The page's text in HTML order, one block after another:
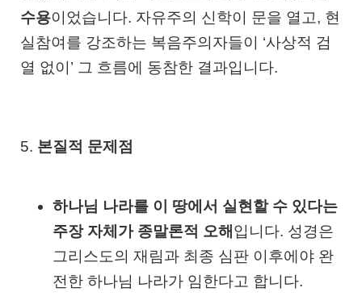
수용이었습니다. 자유주의 신학이 문을 열고, 현
실참여를 강조하는 복음주의자들이 ‘사상적 검
열 없이’ 그 흐름에 동참한 결과입니다.
5. 본질적 문제점
하나님 나라를 이 땅에서 실현할 수 있다는
주장 자체가 종말론적 오해 입니다. 성경은
그리스도의 재림과 최종 심판 이후에야 완
전한 하나님 나라가 임한다고 합니다.